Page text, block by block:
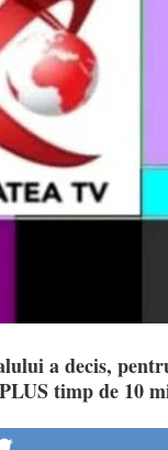
a decis,
timp de 10